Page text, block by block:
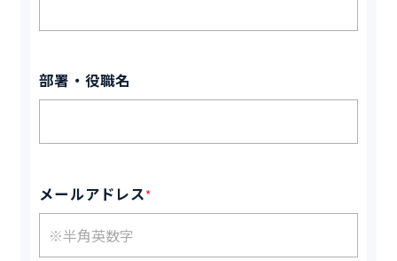
部署・役職名
メールアドレス*